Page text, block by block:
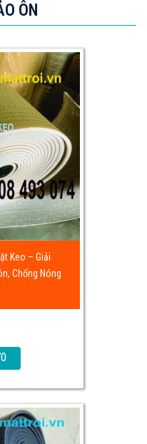
ÔN
Keo – Giải
Chống Nóng